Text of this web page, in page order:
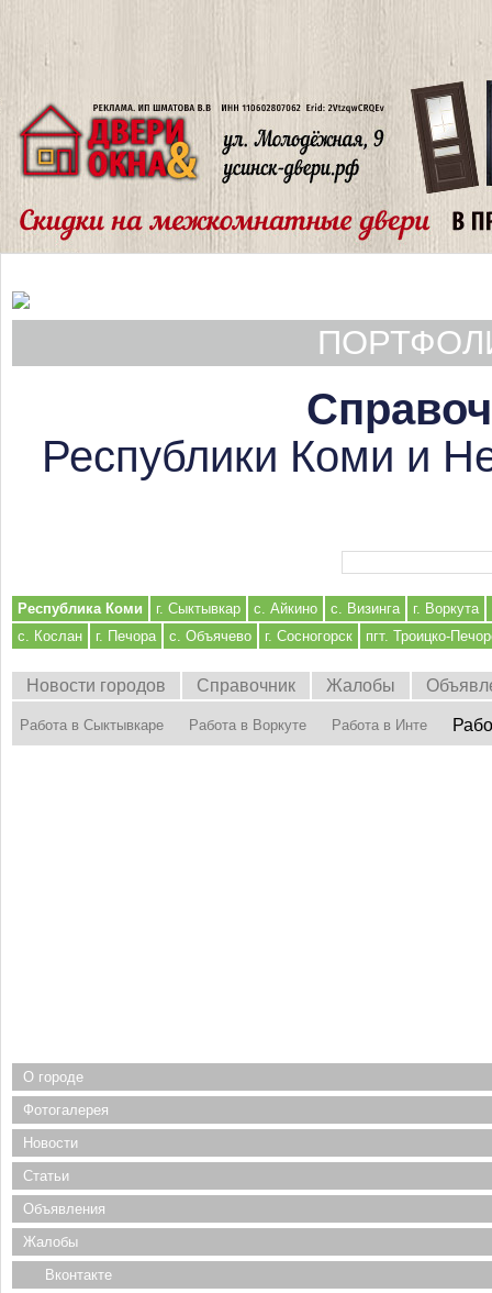
Республики Коми и
Республика Коми г. Сыктывкар с. Айкино с. Визинга
г. Воркута
с. Кослан
г. Печора с. Объячево г. Сосногорск пгт. Троицко-
Новости городов Справочник Жалобы
Работа в Сыктывкаре Работа в Воркуте Работа в Инте
О городе
Фотогалерея
Новости
Статьи
Объявления
Жалобы
Вконтакте